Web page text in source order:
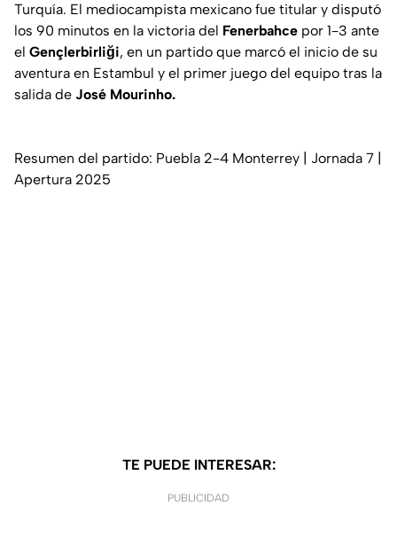
Turquía. El mediocampista mexicano fue titular y disputó
los 90 minutos en la victoria del Fenerbahce por 1-3 ante
el Gençlerbirliği, en un partido que marcó el inicio de su
aventura en Estambul y el primer juego del equipo tras la
salida de José Mourinho.
Resumen del partido: Puebla 2-4 Monterrey | Jornada 7 |
Apertura 2025
TE PUEDE INTERESAR:
PUBLICIDAD